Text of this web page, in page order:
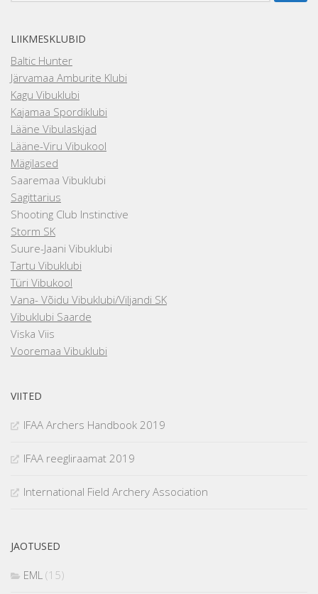
LIIKMESKLUBID
Baltic Hunter
Järvamaa Amburite Klubi
Kagu Vibuklubi
Kajamaa Spordiklubi
Lääne Vibulaskjad
Lääne-Viru Vibukool
Mägilased
Saaremaa Vibuklubi
Sagittarius
Shooting Club Instinctive
Storm SK
Suure-Jaani Vibuklubi
Tartu Vibuklubi
Türi Vibukool
Vana- Võidu Vibuklubi/Viljandi SK
Vibuklubi Saarde
Viska Viis
Vooremaa Vibuklubi
VIITED
IFAA Archers Handbook 2019
IFAA reegliraamat 2019
International Field Archery Association
JAOTUSED
EML (15)